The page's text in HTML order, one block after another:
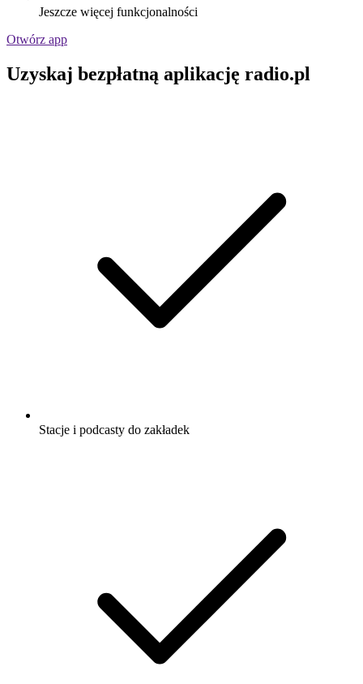
Jeszcze więcej funkcjonalności
Otwórz app
Uzyskaj bezpłatną aplikację radio.pl
Stacje i podcasty do zakładek